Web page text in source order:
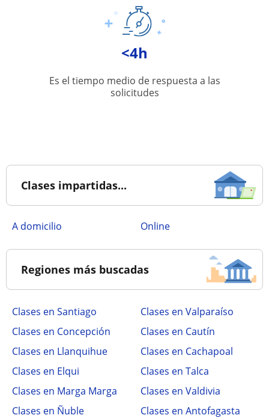
<4h
Es el tiempo medio de respuesta a las
solicitudes
Clases impartidas...
a domicilio online
Regiones más buscadas
Clases en Santiago
Clases en Valparaíso
Clases en Concepción
Clases en Cautín
Clases en Llanquihue
Clases en Cachapoal
Clases en Elqui
Clases en Talca
Clases en Marga Marga
Clases en Valdivia
Clases en Ñuble
Clases en Antofagasta